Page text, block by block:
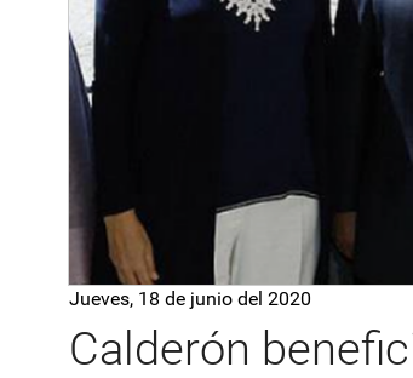
Jueves, 18 de junio del 2020
Calderón